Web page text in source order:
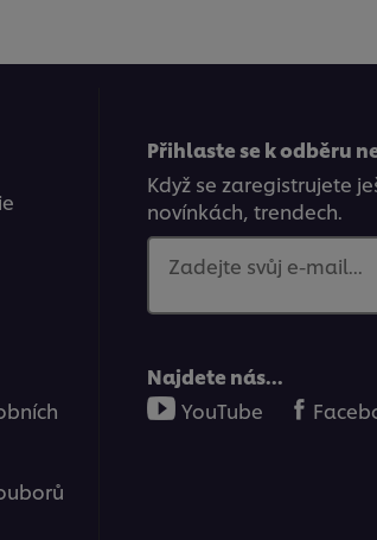
Přihlaste se k odběru
Když se zaregistrujete
novínkách, trendech.
Zadejte svůj e-mail...
Najdete nás...
YouTube